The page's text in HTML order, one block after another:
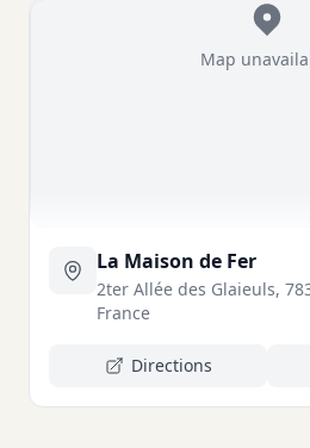
Map
La Maison de Fer
2ter Allée des Glaieuls,
France
Directions